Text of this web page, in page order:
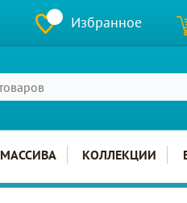
Избранное
КОЛЛЕКЦИИ